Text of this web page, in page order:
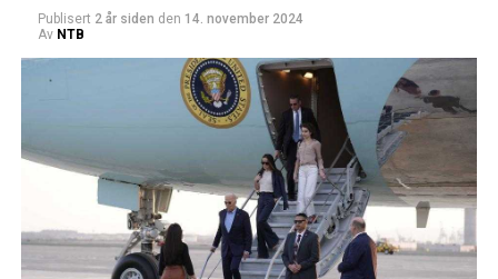
Publisert 2 år siden den 14. november 2024
Av NTB